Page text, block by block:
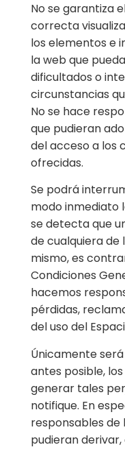
No se garantiza
correcta
los elementos e
la web que
dificultados o
circunstancias
No se hace
que pudieran
del acceso a los
ofrecidas.
Se podrá
modo inmediato
se detecta que
de cualquiera de
mismo, es
Condiciones
hacemos
pérdidas,
del uso del
Únicamente
antes posible,
generar tales
notifique. En
responsables de
pudieran